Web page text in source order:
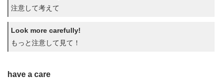
注意して考えて
Look more carefully!
もっと注意して見て！
have a care